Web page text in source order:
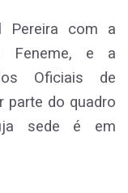
Pereira com a
Feneme, e a
Oficiais de
parte do quadro
sede é em